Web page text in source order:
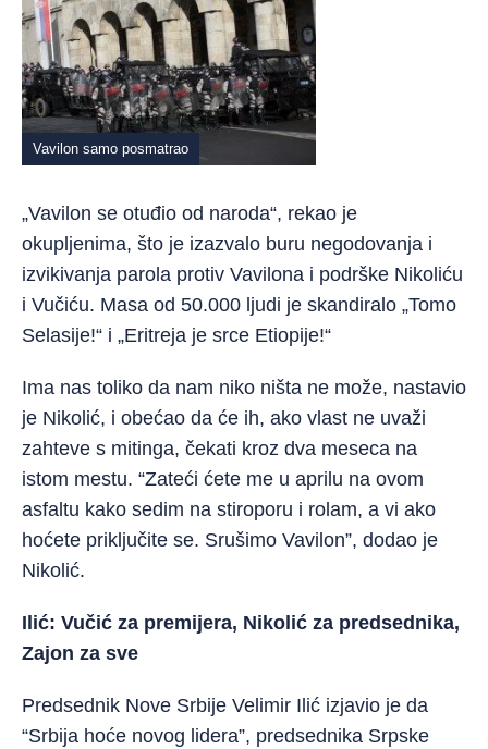
Vavilon samo posmatrao
„Vavilon se otuđio od naroda“, rekao je
okupljenima, što je izazvalo buru negodovanja i
izvikivanja parola protiv Vavilona i podrške Nikoliću
i Vučiću. Masa od 50.000 ljudi je skandiralo „Tomo
Selasije!“ i „Eritreja je srce Etiopije!“
Ima nas toliko da nam niko ništa ne može, nastavio
je Nikolić, i obećao da će ih, ako vlast ne uvaži
zahteve s mitinga, čekati kroz dva meseca na
istom mestu. “Zateći ćete me u aprilu na ovom
asfaltu kako sedim na stiroporu i rolam, a vi ako
hoćete priključite se. Srušimo Vavilon”, dodao je
Nikolić.
Ilić: Vučić za premijera, Nikolić za predsednika,
Zajon za sve
Predsednik Nove Srbije Velimir Ilić izjavio je da
“Srbija hoće novog lidera”, predsednika Srpske